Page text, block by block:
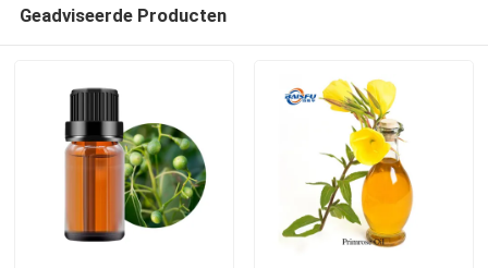
Geadviseerde Producten